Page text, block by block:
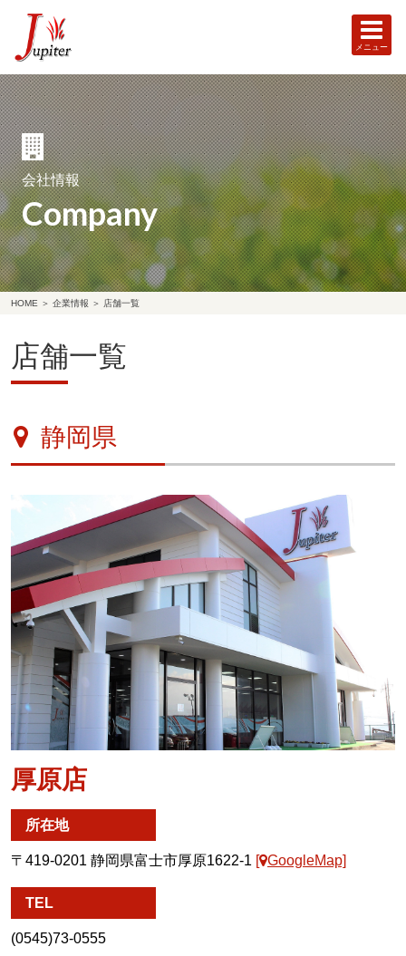
メニュー
会社情報
Company
HOME ＞ 企業情報 ＞ 店舗一覧
店舗一覧
静岡県
厚原店
所在地
〒419-0201 静岡県富士市厚原1622-1 [ GoogleMap]
TEL
(0545)73-0555